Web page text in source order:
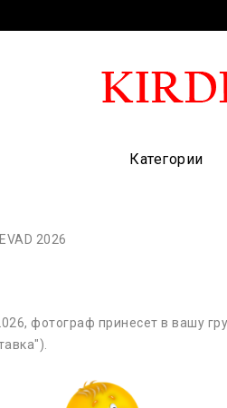
Категории
2026
фотограф принесет в вашу